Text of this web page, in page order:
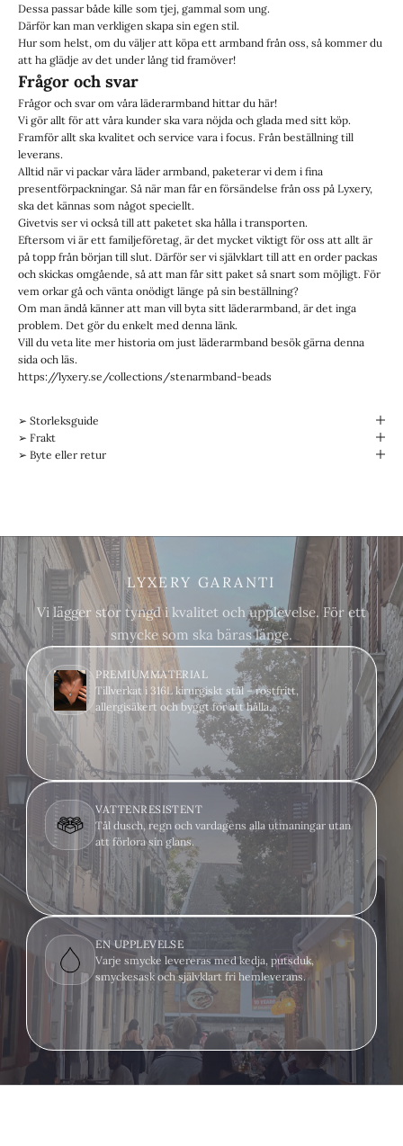
Dessa passar både kille som tjej, gammal som ung.
Därför kan man verkligen skapa sin egen stil.
Hur som helst, om du väljer att köpa ett armband från oss, så kommer du
att ha glädje av det under lång tid framöver!
Frågor och svar
Frågor och svar om våra läderarmband hittar du här!
Vi gör allt för att våra kunder ska vara nöjda och glada med sitt köp.
Framför allt ska kvalitet och service vara i focus. Från beställning till
leverans.
Alltid när vi packar våra läder armband, paketerar vi dem i fina
presentförpackningar. Så när man får en försändelse från oss på Lyxery,
ska det kännas som något speciellt.
Givetvis ser vi också till att paketet ska hålla i transporten.
Eftersom vi är ett familjeföretag, är det mycket viktigt för oss att allt är
på topp från början till slut. Därför ser vi självklart till att en order packas
och skickas omgående, så att man får sitt paket så snart som möjligt. För
vem orkar gå och vänta onödigt länge på sin beställning?
Om man ändå känner att man vill byta sitt läderarmband, är det inga
problem. Det gör du enkelt med denna länk.
Vill du veta lite mer historia om just läderarmband besök gärna denna
sida och läs.
https://lyxery.se/collections/stenarmband-beads
➢ Storleksguide
➢ Frakt
➢ Byte eller retur
LYXERY GARANTI
Vi lägger stor tyngd i kvalitet och upplevelse. För ett
smycke som ska bäras länge.
PREMIUMMATERIAL
Tillverkat i 316L kirurgiskt stål – rostfritt,
allergisäkert och byggt för att hålla.
VATTENRESISTENT
Tål dusch, regn och vardagens alla utmaningar utan
att förlora sin glans.
EN UPPLEVELSE
Varje smycke levereras med kedja, putsduk,
smyckesask och självklart fri hemleverans.